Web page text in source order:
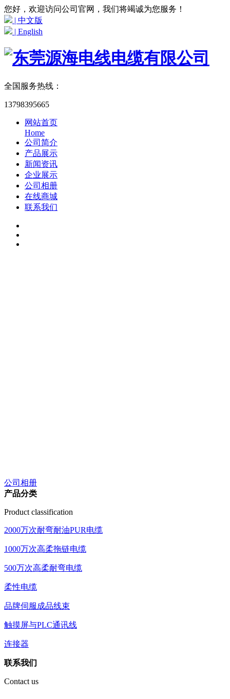
您好，欢迎访问公司官网，我们将竭诚为您服务！
| 中文版
| English
全国服务热线：
13798395665
网站首页
Home
公司简介
产品展示
新闻资讯
企业展示
公司相册
在线商城
联系我们
公司相册
产品分类
Product classification
2000万次耐弯耐油PUR电缆
1000万次高柔拖链电缆
500万次高柔耐弯电缆
柔性电缆
品牌伺服成品线束
触摸屏与PLC通讯线
连接器
联系我们
Contact us